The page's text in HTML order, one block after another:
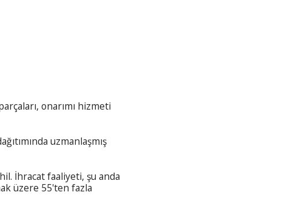
onarımı hizmeti
uzmanlaşmış
İhracat faaliyeti, şu anda
üzere 55'ten fazla